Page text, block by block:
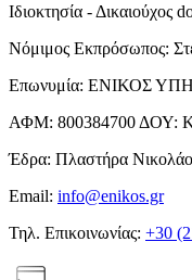
Ιδιοκτησία - Δικαιούχος
Νόμιμος Εκπρόσωπος:
Επωνυμία: ΕΝΙΚΟΣ
ΑΦΜ: 800384700 ΔΟΥ:
Έδρα: Πλαστήρα
Email: info@enikos.gr
Τηλ. Επικοινωνίας: +30